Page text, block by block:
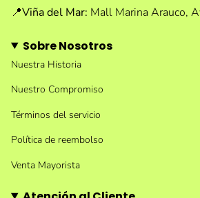
📍Viña del Mar: Mall Marina Arauco,
Sobre Nosotros
Nuestra Historia
Nuestro Compromiso
Términos del servicio
Política de reembolso
Venta Mayorista